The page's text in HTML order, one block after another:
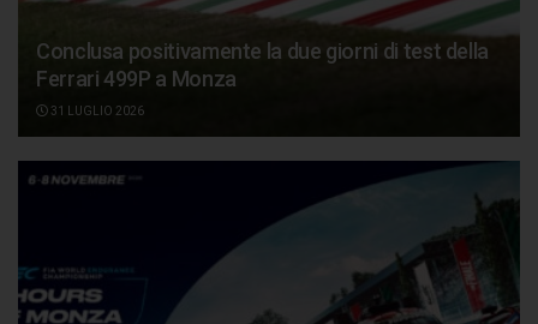
Conclusa positivamente la due giorni di test della
Ferrari 499P a Monza
31 LUGLIO 2026